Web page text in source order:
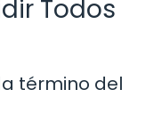
Todos
término del